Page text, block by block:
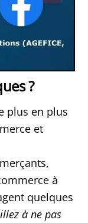
?
plus en plus
et
à
quelques
à ne pas